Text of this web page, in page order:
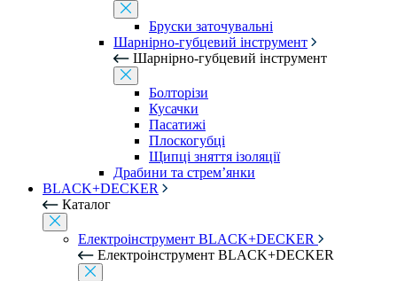
Бруски заточувальні
Шарнірно-губцевий інструмент
Шарнірно-губцевий інструмент
Болторізи
Кусачки
Пасатижі
Плоскогубці
Щипці зняття ізоляції
Драбини та стрем’янки
BLACK+DECKER
Каталог
Електроінструмент BLACK+DECKER
Електроінструмент BLACK+DECKER